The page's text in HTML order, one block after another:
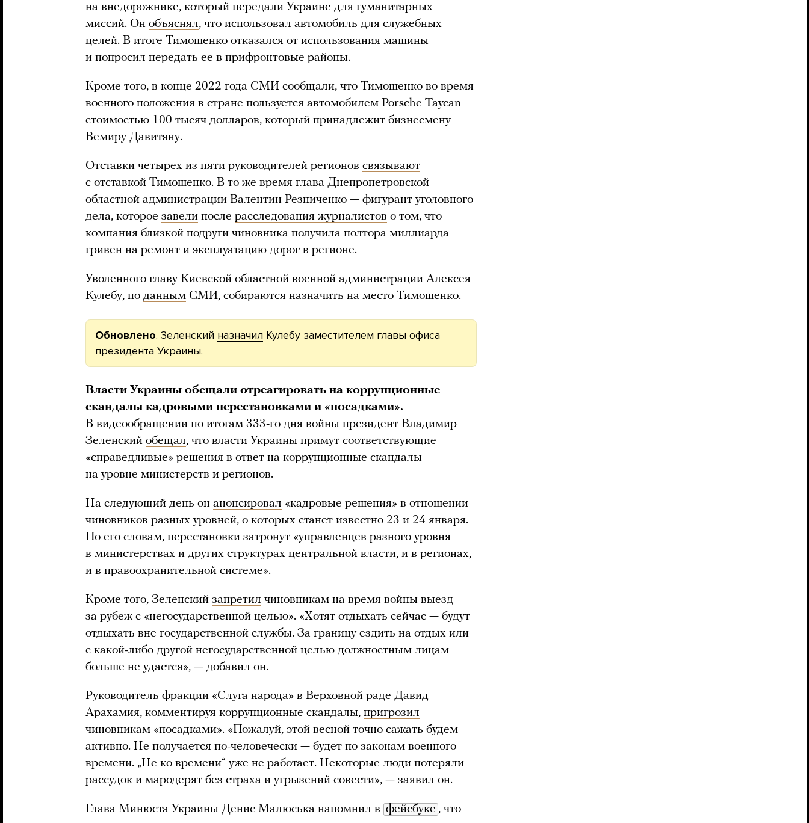
на внедорожнике, который передали Украине для гуманитарных
миссий. Он объяснял, что использовал автомобиль для служебных
целей. В итоге Тимошенко отказался от использования машины
и попросил передать ее в прифронтовые районы.
Кроме того, в конце 2022 года СМИ сообщали, что Тимошенко во время
военного положения в стране пользуется автомобилем Porsche Taycan
стоимостью 100 тысяч долларов, который принадлежит бизнесмену
Вемиру Давитяну.
Отставки четырех из пяти руководителей регионов связывают
с отставкой Тимошенко. В то же время глава Днепропетровской
областной администрации Валентин Резниченко — фигурант уголовного
дела, которое завели после расследования журналистов о том, что
компания близкой подруги чиновника получила полтора миллиарда
гривен на ремонт и эксплуатацию дорог в регионе.
Уволенного главу Киевской областной военной администрации Алексея
Кулебу, по данным СМИ, собираются назначить на место Тимошенко.
Обновлено. Зеленский назначил Кулебу заместителем главы офиса
президента Украины.
Власти Украины обещали отреагировать на коррупционные
скандалы кадровыми перестановками и «посадками».
В видеообращении по итогам 333-го дня войны президент Владимир
Зеленский обещал, что власти Украины примут соответствующие
«справедливые» решения в ответ на коррупционные скандалы
на уровне министерств и регионов.
На следующий день он анонсировал «кадровые решения» в отношении
чиновников разных уровней, о которых станет известно 23 и 24 января.
По его словам, перестановки затронут «управленцев разного уровня
в министерствах и других структурах центральной власти, и в регионах,
и в правоохранительной системе».
Кроме того, Зеленский запретил чиновникам на время войны выезд
за рубеж с «негосударственной целью». «Хотят отдыхать сейчас — будут
отдыхать вне государственной службы. За границу ездить на отдых или
с какой-либо другой негосударственной целью должностным лицам
больше не удастся», — добавил он.
Руководитель фракции «Слуга народа» в Верховной раде Давид
Арахамия, комментируя коррупционные скандалы, пригрозил
чиновникам «посадками». «Пожалуй, этой весной точно сажать будем
активно. Не получается по-человечески — будет по законам военного
времени. „Не ко времени“ уже не работает. Некоторые люди потеряли
рассудок и мародерят без страха и угрызений совести», — заявил он.
Глава Минюста Украины Денис Малюська напомнил в фейсбуке , что